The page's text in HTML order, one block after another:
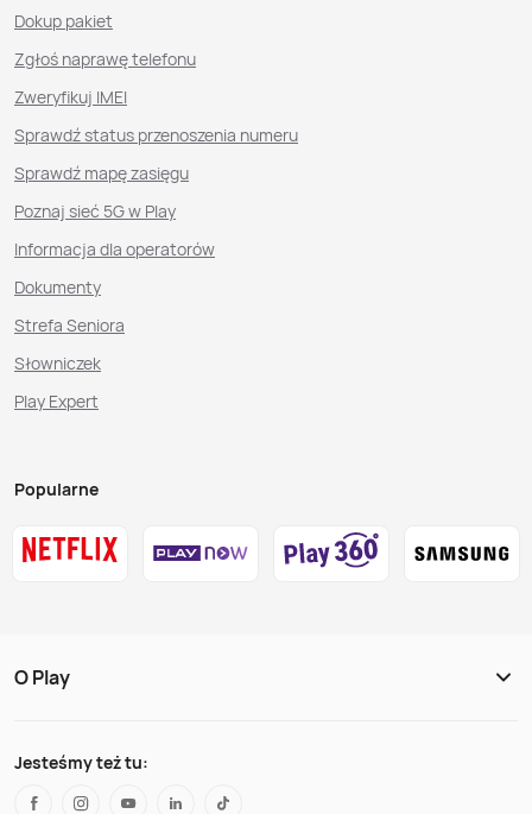
Dokup pakiet
Zgłoś naprawę telefonu
Zweryfikuj IMEI
Sprawdź status przenoszenia numeru
Sprawdź mapę zasięgu
Poznaj sieć 5G w Play
Informacja dla operatorów
Dokumenty
Strefa Seniora
Słowniczek
Play Expert
Popularne
O Play
Jesteśmy też tu: